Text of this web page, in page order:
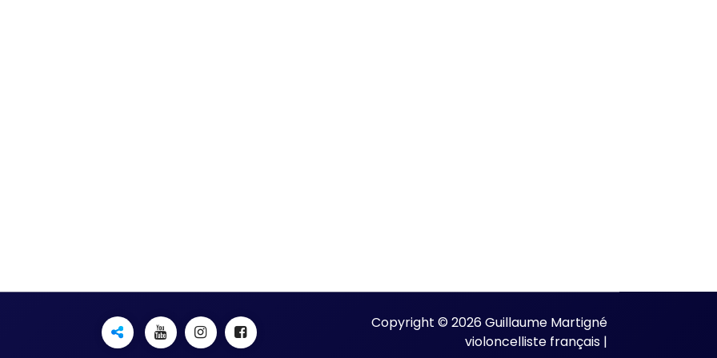
Copyright © 2026 Guillaume Martigné
violoncelliste français |